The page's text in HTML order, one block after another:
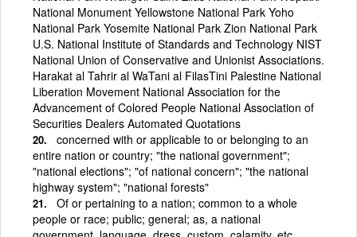
National Monument Yellowstone National Park Yoho
National Park Yosemite National Park Zion National Park
U.S. National Institute of Standards and Technology NIST
National Union of Conservative and Unionist Associations.
Harakat al Tahrir al WaTani al FilasTini Palestine National
Liberation Movement National Association for the
Advancement of Colored People National Association of
Securities Dealers Automated Quotations
concerned with or applicable to or belonging to an
entire nation or country; "the national government";
"national elections"; "of national concern"; "the national
highway system"; "national forests"
Of or pertaining to a nation; common to a whole
people or race; public; general; as, a national